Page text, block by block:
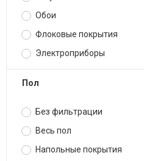
Обои
Флоковые покрытия
Электроприборы
Пол
Без фильтрации
Весь пол
Напольные покрытия